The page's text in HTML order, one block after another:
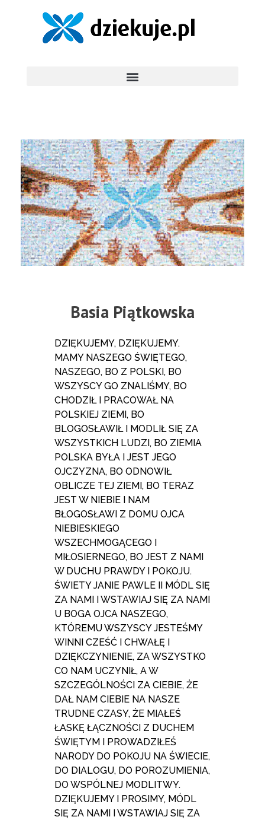
Basia Piątkowska
DZIĘKUJEMY, DZIĘKUJEMY.
MAMY NASZEGO ŚWIĘTEGO,
NASZEGO, BO Z POLSKI, BO
WSZYSCY GO ZNALIŚMY, BO
CHODZIŁ I PRACOWAŁ NA
POLSKIEJ ZIEMI, BO
BLOGOSŁAWIŁ I MODLIŁ SIĘ ZA
WSZYSTKICH LUDZI, BO ZIEMIA
POLSKA BYŁA I JEST JEGO
OJCZYZNA, BO ODNOWIŁ
OBLICZE TEJ ZIEMI, BO TERAZ
JEST W NIEBIE I NAM
BŁOGOSŁAWI Z DOMU OJCA
NIEBIESKIEGO
WSZECHMOGĄCEGO I
MIŁOSIERNEGO, BO JEST Z NAMI
W DUCHU PRAWDY I POKOJU.
ŚWIETY JANIE PAWLE II MÓDL SIĘ
ZA NAMI I WSTAWIAJ SIĘ ZA NAMI
U BOGA OJCA NASZEGO,
KTÓREMU WSZYSCY JESTEŚMY
WINNI CZEŚĆ I CHWAŁĘ I
DZIĘKCZYNIENIE, ZA WSZYSTKO
CO NAM UCZYNIŁ, A W
SZCZEGÓLNOŚCI ZA CIEBIE, ŻE
DAŁ NAM CIEBIE NA NASZE
TRUDNE CZASY, ŻE MIAŁEŚ
ŁASKĘ ŁĄCZNOŚCI Z DUCHEM
ŚWIĘTYM I PROWADZIŁEŚ
NARODY DO POKOJU NA ŚWIECIE,
DO DIALOGU, DO POROZUMIENIA,
DO WSPÓLNEJ MODLITWY.
DZIĘKUJEMY I PROSIMY, MÓDL
SIĘ ZA NAMI I WSTAWIAJ SIĘ ZA